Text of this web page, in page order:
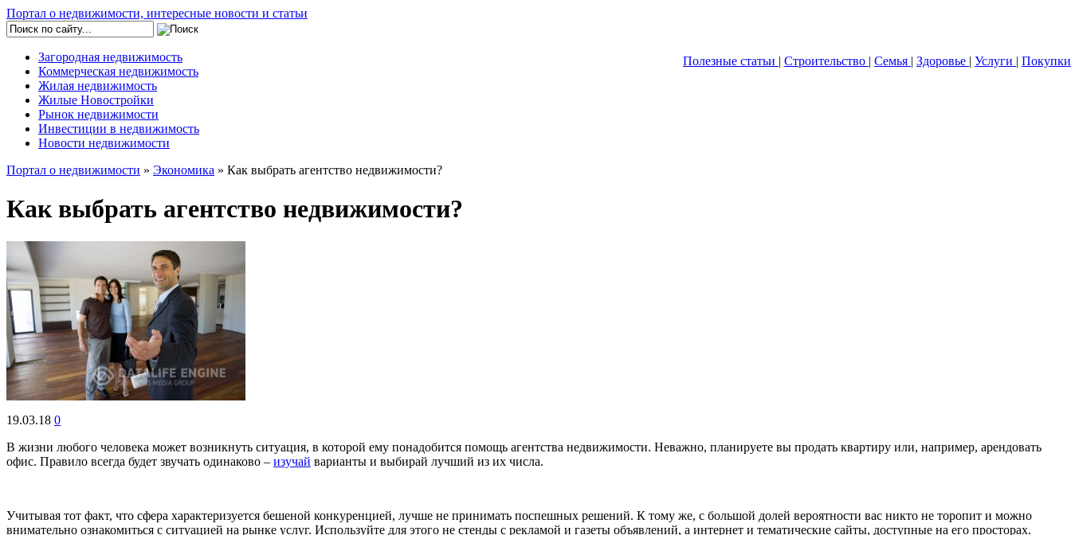
Портал о недвижимости, интересные новости и статьи
Загородная недвижимость
Коммерческая недвижимость
Жилая недвижимость
Жилые Новостройки
Рынок недвижимости
Инвестиции в недвижимость
Новости недвижимости
Портал о недвижимости » Экономика » Как выбрать агентство недвижимости?
Как выбрать агентство недвижимости?
19.03.18 0
В жизни любого человека может возникнуть ситуация, в которой ему понадобится помощь агентства недвижимости. Неважно, планируете вы продать квартиру или, например, арендовать
офис. Правило всегда будет звучать одинаково – изучай варианты и выбирай лучший из их числа.
Учитывая тот факт, что сфера характеризуется бешеной конкуренцией, лучше не принимать поспешных решений. К тому же, с большой долей вероятности вас никто не торопит и можно
внимательно ознакомиться с ситуацией на рынке услуг. Используйте для этого не стенды с рекламой и газеты объявлений, а интернет и тематические сайты, доступные на его просторах.
Полезные статьи | Строительство | Семья | Здоровье | Услуги | Покупки